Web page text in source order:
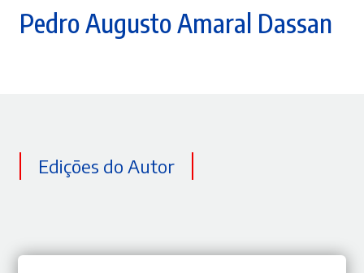
Pedro Augusto Amaral Dassan
Edições do Autor